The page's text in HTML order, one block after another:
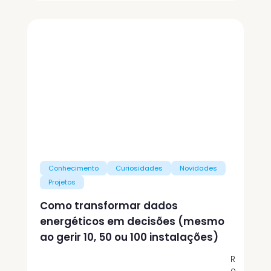
Conhecimento Curiosidades
Novidades
Projetos
Como transformar dados
energéticos em decisões (mesmo
ao gerir 10, 50 ou 100 instalações)
R